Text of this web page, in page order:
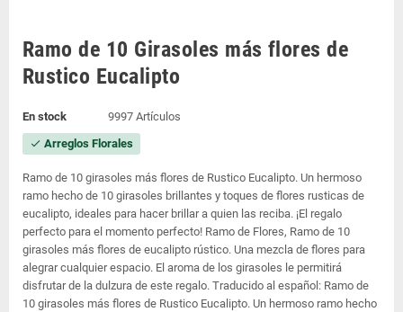
Ramo de 10 Girasoles más flores de
Rustico Eucalipto
En stock 9997 Artículos
check Arreglos Florales
Ramo de 10 girasoles más flores de Rustico Eucalipto. Un hermoso
ramo hecho de 10 girasoles brillantes y toques de flores rusticas de
eucalipto, ideales para hacer brillar a quien las reciba. ¡El regalo
perfecto para el momento perfecto! Ramo de Flores, Ramo de 10
girasoles más flores de eucalipto rústico. Una mezcla de flores para
alegrar cualquier espacio. El aroma de los girasoles le permitirá
disfrutar de la dulzura de este regalo. Traducido al español: Ramo de
10 girasoles más flores de Rustico Eucalipto. Un hermoso ramo hecho